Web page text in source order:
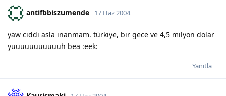
antifbbiszumende 17 Haz 2004
yaw ciddi asla inanmam. türkiye, bir gece ve 4,5 milyon dolar
yuuuuuuuuuuuh bea :eek:
Yanıtla